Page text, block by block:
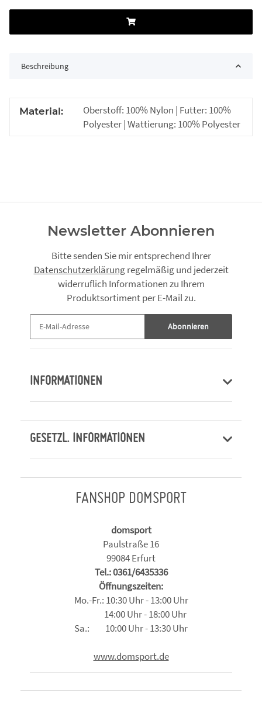
Beschreibung
Material:
Oberstoff: 100% Nylon | Futter: 100%
Polyester | Wattierung: 100% Polyester
Newsletter Abonnieren
Bitte senden Sie mir entsprechend Ihrer
Datenschutzerklärungregelmäßig und jederzeit
widerruflich Informationen zu Ihrem
Produktsortiment per E-Mail zu.
Abonnieren
INFORMATIONEN
GESETZL. INFORMATIONEN
FANSHOP DOMSPORT
domsport
Paulstraße 16
99084 Erfurt
Tel.: 0361/6435336
Öffnungszeiten:
Mo.-Fr.: 10:30 Uhr - 13:00 Uhr
14:00 Uhr - 18:00 Uhr
Sa.: 10:00 Uhr - 13:30 Uhr
www.domsport.de